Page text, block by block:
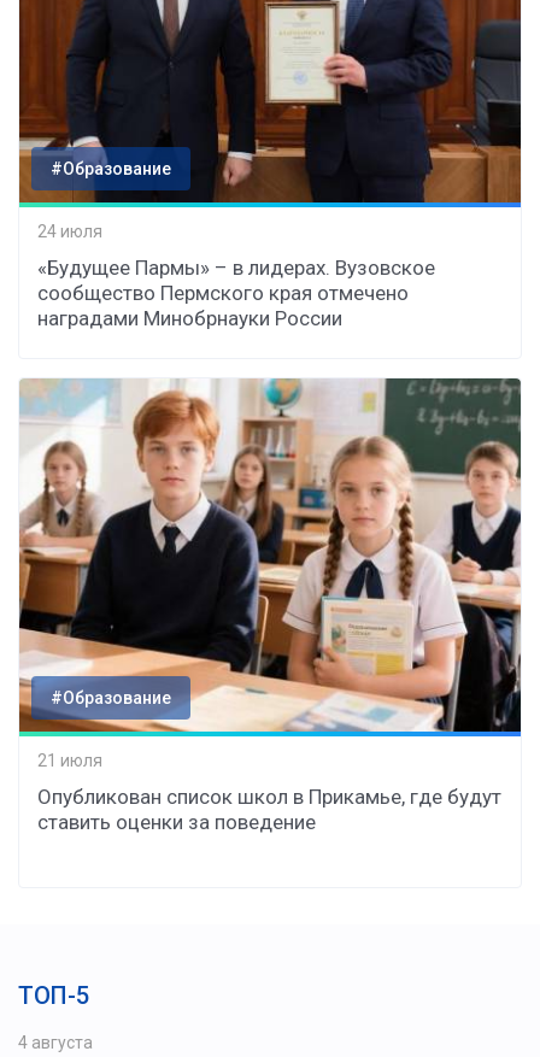
#Образование
24 июля
«Будущее Пармы» – в лидерах. Вузовское
сообщество Пермского края отмечено
наградами Минобрнауки России
#Образование
21 июля
Опубликован список школ в Прикамье, где будут
ставить оценки за поведение
ТОП-5
4 августа